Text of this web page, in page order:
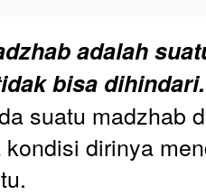
adalah
bisa dihindari.
suatu madzhab
dirinya